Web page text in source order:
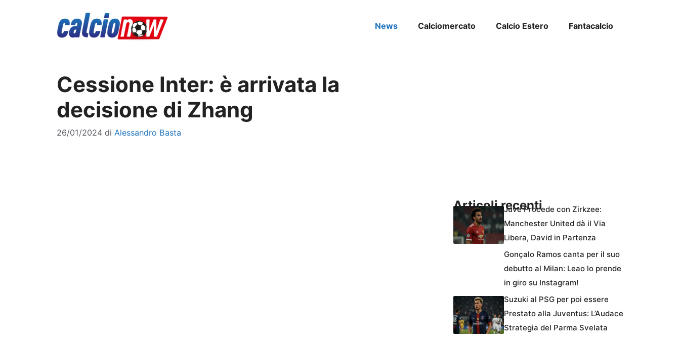
News Calciomercato Calcio Estero Fantacalcio
Cessione Inter: è arrivata la
decisione di Zhang
26/01/2024 di Alessandro Basta
Articoli recentiJuve Procede con Zirkzee:
Manchester United dà il Via
Libera, David in Partenza
Gonçalo Ramos canta per il suo
debutto al Milan: Leao lo prende
in giro su Instagram!
Suzuki al PSG per poi essere
Prestato alla Juventus: L’Audace
Strategia del Parma Svelata